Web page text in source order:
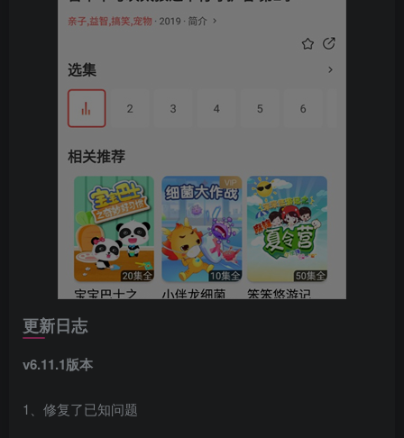
更新日志
v6.11.1版本
1、修复了已知问题